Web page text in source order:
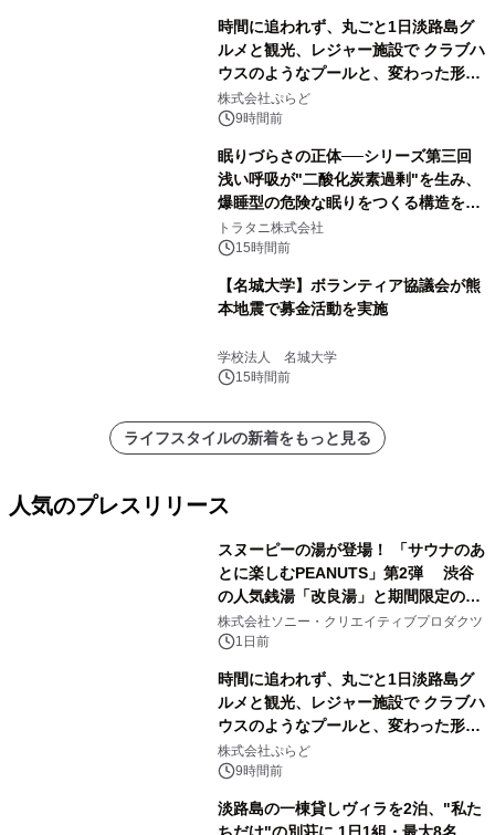
時間に追われず、丸ごと1日淡路島グ
ルメと観光、レジャー施設で クラブハ
ウスのようなプールと、変わった形の
サウナも 「THE BOXY AWAJI」のお
得な素泊まり連泊プランで
株式会社ぷらど
9時間前
眠りづらさの正体──シリーズ第三回
浅い呼吸が"二酸化炭素過剰"を生み、
爆睡型の危険な眠りをつくる構造を解
説
トラタニ株式会社
15時間前
【名城大学】ボランティア協議会が熊
本地震で募金活動を実施
学校法人 名城大学
15時間前
ライフスタイルの新着をもっと見る
人気のプレスリリース
スヌーピーの湯が登場！ 「サウナのあ
とに楽しむPEANUTS」第2弾 渋谷
の人気銭湯「改良湯」と期間限定のコ
ラボレーション サウナイキタイコラ
ボグッズも発売決定！
株式会社ソニー・クリエイティブプロダクツ
1日前
時間に追われず、丸ごと1日淡路島グ
ルメと観光、レジャー施設で クラブハ
ウスのようなプールと、変わった形の
サウナも 「THE BOXY AWAJI」のお
得な素泊まり連泊プランで
株式会社ぷらど
9時間前
淡路島の一棟貸しヴィラを2泊、"私た